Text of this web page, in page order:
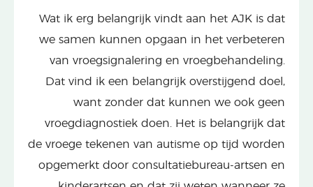
Wat ik erg belangrijk vindt aan het AJK is dat
we samen kunnen opgaan in het verbeteren
van vroegsignalering en vroegbehandeling.
Dat vind ik een belangrijk overstijgend doel,
want zonder dat kunnen we ook geen
vroegdiagnostiek doen. Het is belangrijk dat
de vroege tekenen van autisme op tijd worden
opgemerkt door consultatiebureau-artsen en